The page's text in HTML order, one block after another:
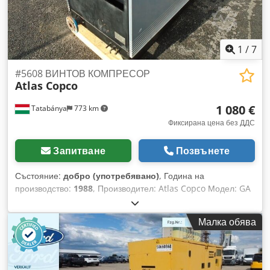
1 /7
Tatabánya 773 km
#5608 ВИНТОВ КОМПРЕСОР
Atlas Copco
1 080 €
Фиксирана цена без ДДС
Запитване Позвънете
Състояние: добро (употребявано), Година на
производство: 1988, Производител: Atlas Copco Модел: GA
230 Максимално крайно налягане: 13 bar Свободен дебит
на въздуха: 50 l/сек Мощност на мотора: 30 kW
Максимални обороти: 1500 об/мин Csdpshyglajfx Af Hoha
Малка обява